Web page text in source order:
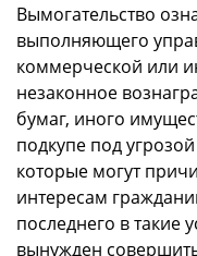
Вымогательство
выполняющего
коммерческой или
незаконное
бумаг, иного
подкупе под
которые могут
интересам
последнего в такие
вынужден